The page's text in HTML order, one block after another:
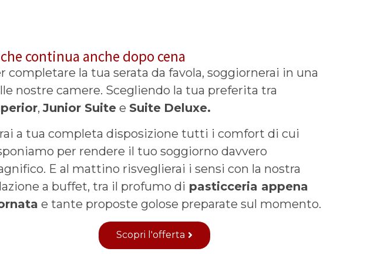
continua anche dopo cena
completare la tua serata da favola, soggiornerai in una
nostre camere. Scegliendo la tua preferita tra
, Junior Suite e Suite Deluxe.
a tua completa disposizione tutti i comfort di cui
per rendere il tuo soggiorno davvero
E al mattino risveglierai i sensi con la nostra
a buffet, tra il profumo di pasticceria appena
e tante proposte golose preparate sul momento.
Scopri l'offerta